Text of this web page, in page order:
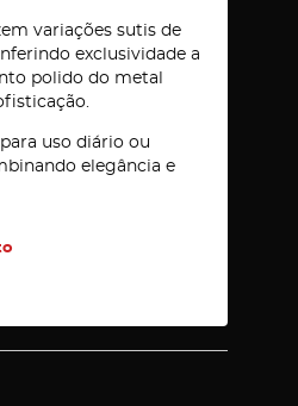
variações sutis de
exclusividade a
polido do metal
uso diário ou
elegância e